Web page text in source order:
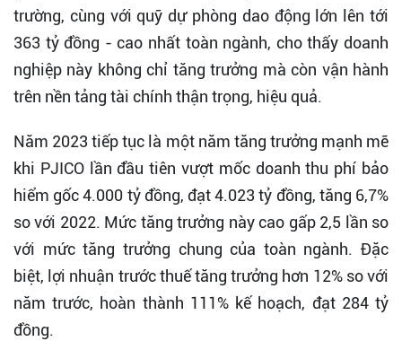
trường, cùng với quỹ dự phòng dao động lớn lên tới
363 tỷ đồng - cao nhất toàn ngành, cho thấy doanh
nghiệp này không chỉ tăng trưởng mà còn vận hành
trên nền tảng tài chính thận trọng, hiệu quả.
Năm 2023 tiếp tục là một năm tăng trưởng mạnh mẽ
khi PJICO lần đầu tiên vượt mốc doanh thu phí bảo
hiểm gốc 4.000 tỷ đồng, đạt 4.023 tỷ đồng, tăng 6,7%
so với 2022. Mức tăng trưởng này cao gấp 2,5 lần so
với mức tăng trưởng chung của toàn ngành. Đặc
biệt, lợi nhuận trước thuế tăng trưởng hơn 12% so với
năm trước, hoàn thành 111% kế hoạch, đạt 284 tỷ
đồng.